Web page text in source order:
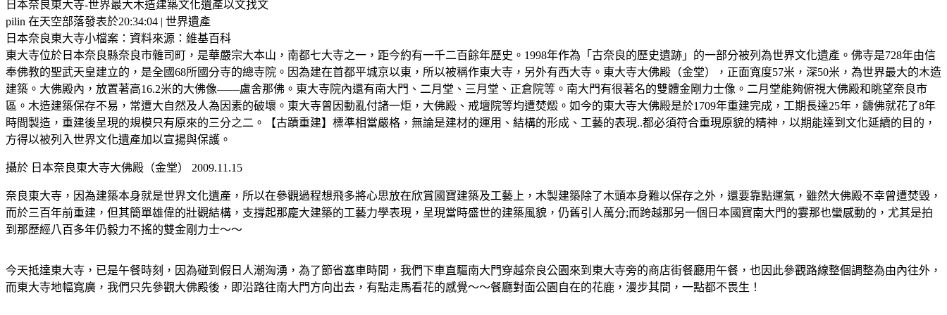
日本奈良東大寺-世界最大木造建築文化遺產以文找文
pilin 在天空部落發表於20:34:04 | 世界遺產
日本奈良東大寺小檔案：資料來源：維基百科
東大寺位於日本奈良縣奈良市雜司町，是華嚴宗大本山，南都七大寺之一，距今約有一千二百餘年歷史。1998年作為「古奈良的歷史遺跡」的一部分被列為世界文化遺產。佛寺是728年由信
奉佛教的聖武天皇建立的，是全國68所國分寺的總寺院。因為建在首都平城京以東，所以被稱作東大寺，另外有西大寺。東大寺大佛殿（金堂），正面寬度57米，深50米，為世界最大的木造
建築。大佛殿內，放置著高16.2米的大佛像——盧舍那佛。東大寺院內還有南大門、二月堂、三月堂、正倉院等。南大門有很著名的雙體金剛力士像。二月堂能夠俯視大佛殿和眺望奈良市
區。木造建築保存不易，常遭大自然及人為因素的破壞。東大寺曾因動亂付諸一炬，大佛殿、戒壇院等均遭焚燬。如今的東大寺大佛殿是於1709年重建完成，工期長達25年，鑄佛就花了8年
時間製造，重建後呈現的規模只有原來的三分之二。【古蹟重建】標準相當嚴格，無論是建材的運用、結構的形成、工藝的表現..都必須符合重現原貌的精神，以期能達到文化延續的目的，
方得以被列入世界文化遺產加以宣揚與保護。
攝於 日本奈良東大寺大佛殿（金堂） 2009.11.15
奈良東大寺，因為建築本身就是世界文化遺產，所以在參觀過程想飛多將心思放在欣賞國寶建築及工藝上，木製建築除了木頭本身難以保存之外，還要靠點運氣，雖然大佛殿不幸曾遭焚毀，
而於三百年前重建，但其簡單雄偉的壯觀結構，支撐起那龐大建築的工藝力學表現，呈現當時盛世的建築風貌，仍舊引人萬分;而跨越那另一個日本國寶南大門的霎那也蠻感動的，尤其是拍
到那歷經八百多年仍毅力不搖的雙金剛力士～～
今天抵達東大寺，已是午餐時刻，因為碰到假日人潮洶湧，為了節省塞車時間，我們下車直驅南大門穿越奈良公園來到東大寺旁的商店街餐廳用午餐，也因此參觀路線整個調整為由內往外，
而東大寺地幅寬廣，我們只先參觀大佛殿後，即沿路往南大門方向出去，有點走馬看花的感覺～～餐廳對面公園自在的花鹿，漫步其間，一點都不畏生！